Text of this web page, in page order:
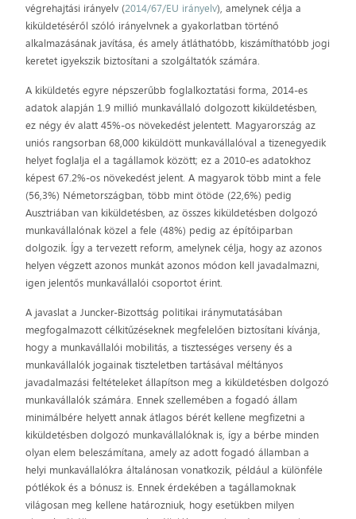
végrehajtási irányelv (2014/67/EU irányelv), amelynek célja a
kiküldetéséről szóló irányelvnek a gyakorlatban történő
alkalmazásának javítása, és amely átláthatóbb, kiszámíthatóbb jogi
keretet igyekszik biztosítani a szolgáltatók számára.
A kiküldetés egyre népszerűbb foglalkoztatási forma, 2014-es
adatok alapján 1.9 millió munkavállaló dolgozott kiküldetésben,
ez négy év alatt 45%-os növekedést jelentett. Magyarország az
uniós rangsorban 68,000 kiküldött munkavállalóval a tizenegyedik
helyet foglalja el a tagállamok között; ez a 2010-es adatokhoz
képest 67.2%-os növekedést jelent. A magyarok több mint a fele
(56,3%) Németországban, több mint ötöde (22,6%) pedig
Ausztriában van kiküldetésben, az összes kiküldetésben dolgozó
munkavállalónak közel a fele (48%) pedig az építőiparban
dolgozik. Így a tervezett reform, amelynek célja, hogy az azonos
helyen végzett azonos munkát azonos módon kell javadalmazni,
igen jelentős munkavállalói csoportot érint.
A javaslat a Juncker-Bizottság politikai iránymutatásában
megfogalmazott célkitűzéseknek megfelelően biztosítani kívánja,
hogy a munkavállalói mobilitás, a tisztességes verseny és a
munkavállalók jogainak tiszteletben tartásával méltányos
javadalmazási feltételeket állapítson meg a kiküldetésben dolgozó
munkavállalók számára. Ennek szellemében a fogadó állam
minimálbére helyett annak átlagos bérét kellene megfizetni a
kiküldetésben dolgozó munkavállalóknak is, így a bérbe minden
olyan elem beleszámítana, amely az adott fogadó államban a
helyi munkavállalókra általánosan vonatkozik, például a különféle
pótlékok és a bónusz is. Ennek érdekében a tagállamoknak
világosan meg kellene határozniuk, hogy esetükben milyen